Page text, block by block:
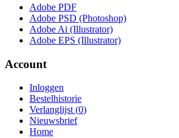
Adobe PDF
Adobe PSD (Photoshop)
Adobe Ai (Illustrator)
Adobe EPS (Illustrator)
Account
Inloggen
Bestelhistorie
Verlanglijst (0)
Nieuwsbrief
Home